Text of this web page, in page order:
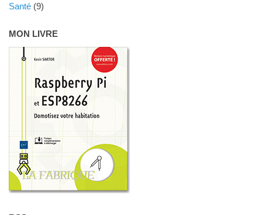
Santé(9)
MON LIVRE